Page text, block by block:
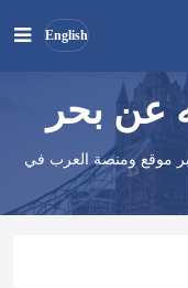
English
بحث
عن بحر
موقع ومنصة العرب في